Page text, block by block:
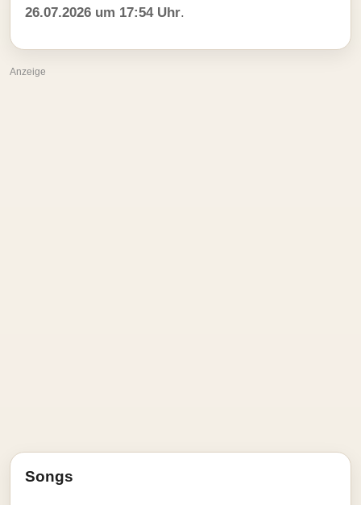
26.07.2026 um 17:54 Uhr.
Anzeige
Songs